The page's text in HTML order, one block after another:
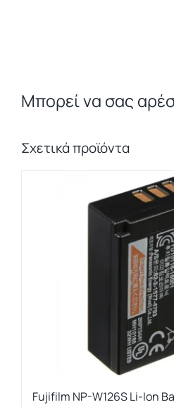
Μπορεί να σας
Σχετικά προϊόντα
Fujifilm NP-W126S Li-Ion